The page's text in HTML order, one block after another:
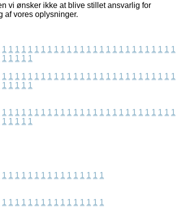
vi ønsker ikke at blive stillet ansvarlig for
vores oplysninger.
1 1 1 1 1 1 1 1 1 1 1 1 1 1 1 1 1 1 1 1 1 1 1 1 1 1 1
1 1 1 1 1
1 1 1 1 1 1 1 1 1 1 1 1 1 1 1 1 1 1 1 1 1 1 1 1 1 1 1
1 1 1 1 1
1 1 1 1 1 1 1 1 1 1 1 1 1 1 1 1 1 1 1 1 1 1 1 1 1 1 1
1 1 1 1 1
1 1 1 1 1 1 1 1 1 1 1 1 1 1 1 1
1 1 1 1 1 1 1 1 1 1 1 1 1 1 1 1